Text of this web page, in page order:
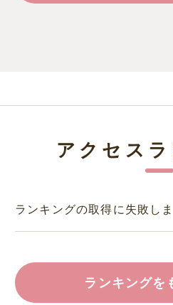
アクセス
ランキングの取得に失敗しま
ランキングを